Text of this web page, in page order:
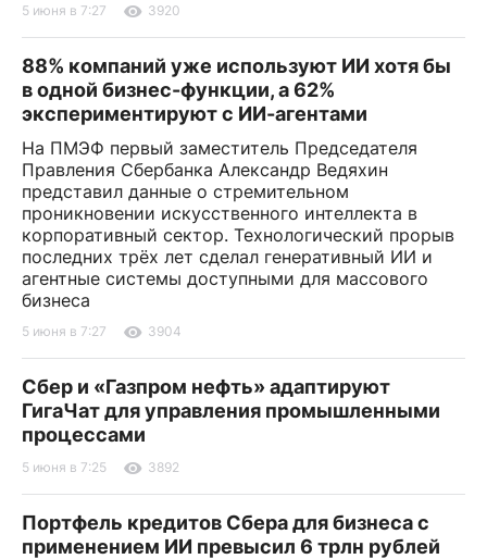
5 июня в 7:27 3920
88% компаний уже используют ИИ хотя бы
в одной бизнес-функции, а 62%
экспериментируют с ИИ-агентами
На ПМЭФ первый заместитель Председателя
Правления Сбербанка Александр Ведяхин
представил данные о стремительном
проникновении искусственного интеллекта в
корпоративный сектор. Технологический прорыв
последних трёх лет сделал генеративный ИИ и
агентные системы доступными для массового
бизнеса
5 июня в 7:27 3904
Сбер и «Газпром нефть» адаптируют
ГигаЧат для управления промышленными
процессами
5 июня в 7:25 3892
Портфель кредитов Сбера для бизнеса с
применением ИИ превысил 6 трлн рублей